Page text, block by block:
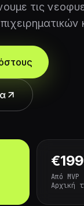
τις
Από MVP
Αρχική